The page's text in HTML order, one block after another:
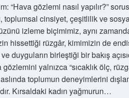
“Hava gözlemi nasıl yapılır?”
toplumsal cinsiyet, çeşitlilik ve
izleme biçimimiz, aynı
hissettiği rüzgâr, kimimizin de
duyguların birleştiği bir bakış
yalnızca “sıcaklık ölç,
toplumun deneyimlerini
Kırsaldaki kadın yağmurun…